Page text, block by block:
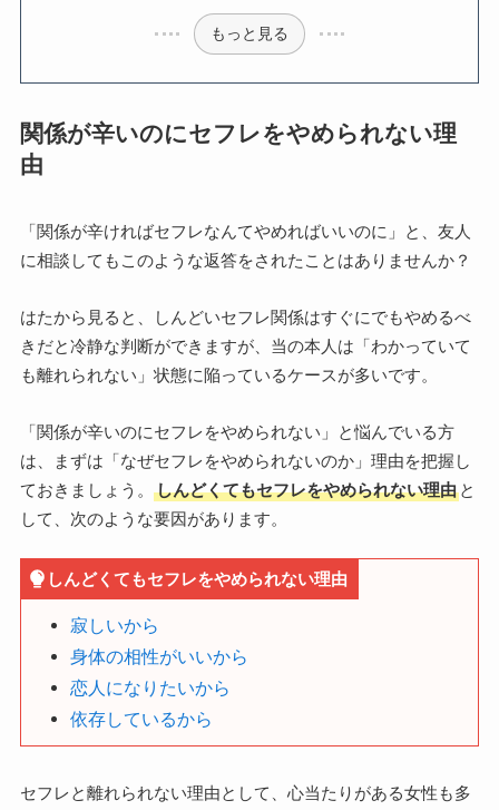
もっと見る
関係が辛いのにセフレをやめられない理
由
「関係が辛ければセフレなんてやめればいいのに」と、友人
に相談してもこのような返答をされたことはありませんか？
はたから見ると、しんどいセフレ関係はすぐにでもやめるべ
きだと冷静な判断ができますが、当の本人は「わかっていて
も離れられない」状態に陥っているケースが多いです。
「関係が辛いのにセフレをやめられない」と悩んでいる方
は、まずは「なぜセフレをやめられないのか」理由を把握し
ておきましょう。
しんどくてもセフレをやめられない理由と
して、次のような要因があります。
しんどくてもセフレをやめられない理由
寂しいから
身体の相性がいいから
恋人になりたいから
依存しているから
セフレと離れられない理由として、心当たりがある女性も多